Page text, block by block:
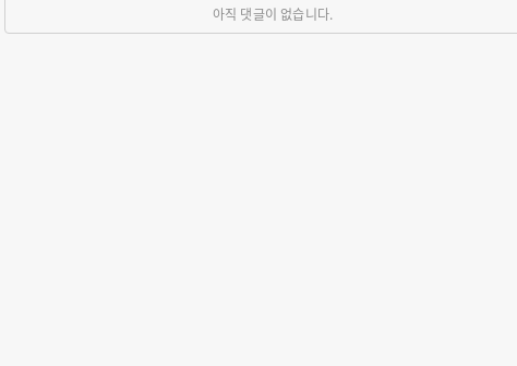
아직 댓글이 없습니다.